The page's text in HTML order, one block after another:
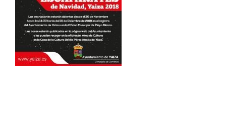
CONTACTO